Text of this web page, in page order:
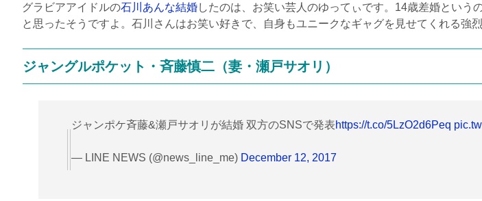
グラビアアイドルの石川あんな結婚したのは、お笑い芸人のゆってぃです。 14歳差婚という
と思ったそうですよ。石川さんはお笑い好きで、自身もユニークなギャグを見せてくれる強
ジャングルポケット・斉藤慎二（妻・瀬戸サオリ）
ジャンポケ斉藤&瀬戸サオリが結婚 双方のSNSで発表https://t.co/5LzO2d6Peq
— LINE NEWS (@news_line_me) December 12, 2017